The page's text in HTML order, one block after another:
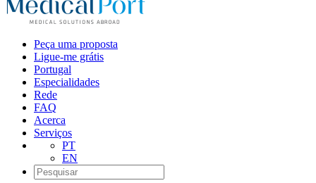
Peça uma proposta
Ligue-me grátis
Portugal
Especialidades
Rede
FAQ
Acerca
Serviços
PT
EN